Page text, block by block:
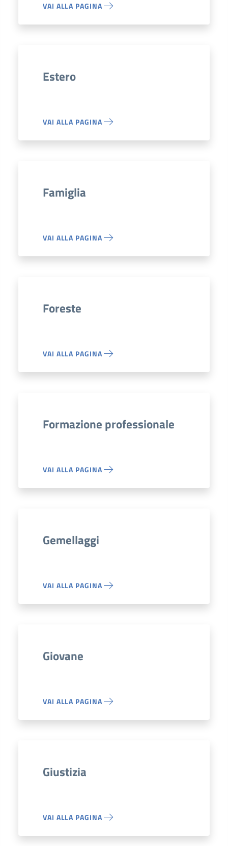
VAI ALLA PAGINA
Estero
VAI ALLA PAGINA
Famiglia
VAI ALLA PAGINA
Foreste
VAI ALLA PAGINA
Formazione professionale
VAI ALLA PAGINA
Gemellaggi
VAI ALLA PAGINA
Giovane
VAI ALLA PAGINA
Giustizia
VAI ALLA PAGINA